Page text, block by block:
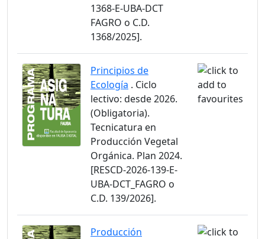
1368-E-UBA-DCT
FAGRO o C.D.
1368/2025].
Principios de
Ecología . Ciclo
lectivo: desde 2026.
(Obligatoria).
Tecnicatura en
Producción Vegetal
Orgánica. Plan 2024.
[RESCD-2026-139-E-
UBA-DCT_FAGRO o
C.D. 139/2026].
Producción